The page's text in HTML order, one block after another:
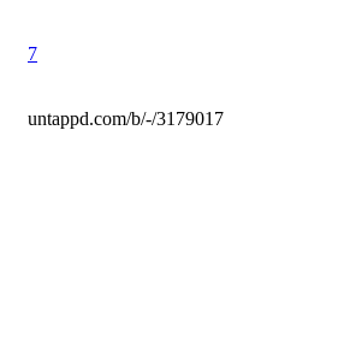
7
untappd.com/b/-/3179017